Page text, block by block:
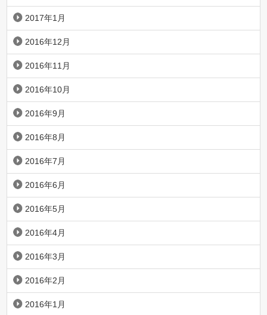
2017年1月
2016年12月
2016年11月
2016年10月
2016年9月
2016年8月
2016年7月
2016年6月
2016年5月
2016年4月
2016年3月
2016年2月
2016年1月